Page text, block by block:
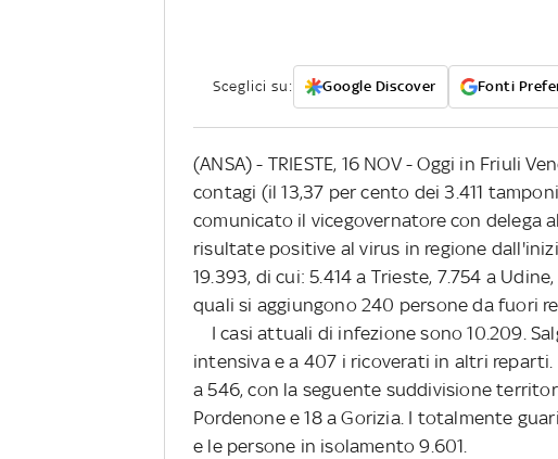
Sceglici su: Google Discover Fonti
(ANSA) - TRIESTE, 16 NOV - Oggi in Friuli
contagi (il 13,37 per cento dei 3.411
comunicato il vicegovernatore con delega
risultate positive al virus in regione
19.393, di cui: 5.414 a Trieste, 7.754 a
quali si aggiungono 240 persone da fuori
I casi attuali di infezione sono 10.209.
intensiva e a 407 i ricoverati in altri
a 546, con la seguente suddivisione
Pordenone e 18 a Gorizia. I totalmente
e le persone in isolamento 9.601.